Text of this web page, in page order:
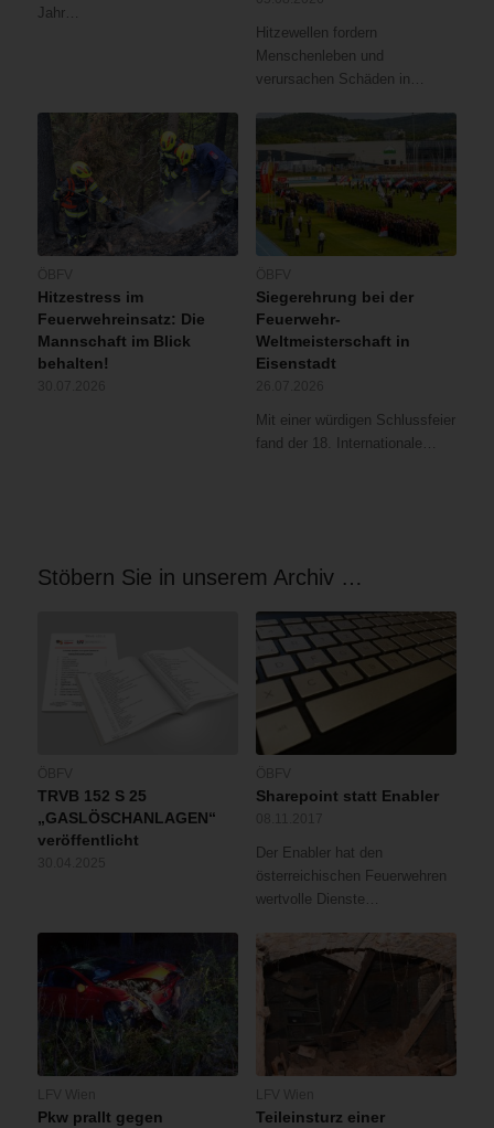
Jahr…
Hitzewellen fordern
Menschenleben und
verursachen Schäden in…
Hitzestress im
Feuerwehreinsatz: Die
Mannschaft im Blick
behalten!
Siegerehrung bei der
Feuerwehr-
Weltmeisterschaft in
Eisenstadt
Mit einer würdigen Schlussfeier
fand der 18. Internationale…
Stöbern Sie in unserem Archiv …
TRVB 152 S 25
„GASLÖSCHANLAGEN“
veröffentlicht
Sharepoint statt Enabler
Der Enabler hat den
österreichischen Feuerwehren
wertvolle Dienste…
Pkw prallt gegen
Teileinsturz einer